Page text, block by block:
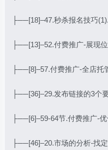
├──[18]–47.秒杀报名技巧
├──[13]–52.付费推广-展现
├──[8]–57.付费推广-全店托
├──[36]–29.发布链接的3个
├──[6]–59-64节.付费推广-
├──[46]–20.市场的分析-找